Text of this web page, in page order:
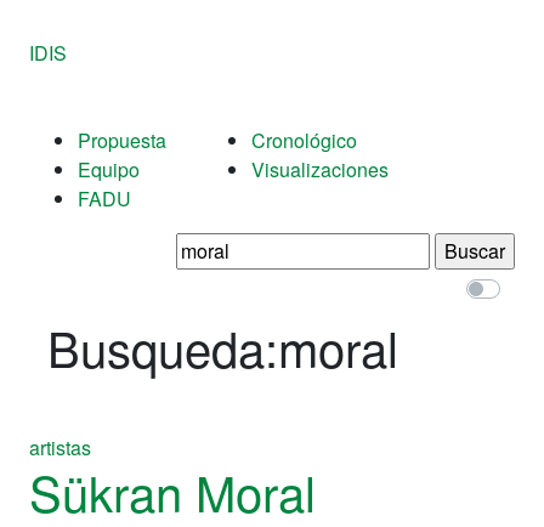
IDIS
Propuesta
Equipo
FADU
Cronológico
Visualizaciones
Buscar:
Busqueda:moral
artistas
Sükran Moral